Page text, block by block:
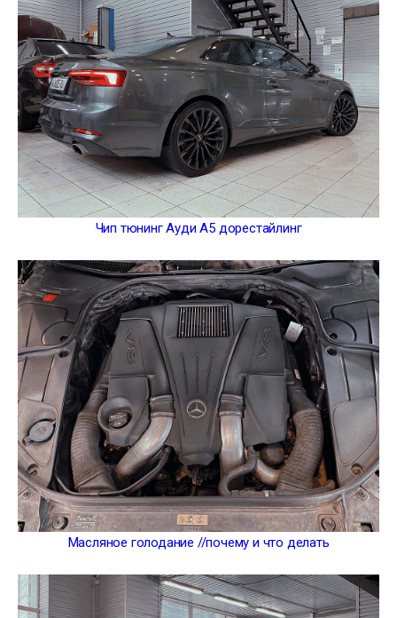
Чип тюнинг Ауди А5 дорестайлинг
Масляное голодание //почему и что делать